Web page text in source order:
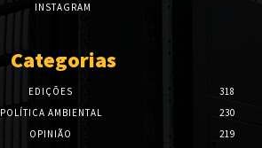
INSTAGRAM
Categorias
EDIÇÕES
318
POLÍTICA AMBIENTAL
230
OPINIÃO
219